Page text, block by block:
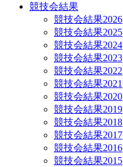
競技会結果
競技会結果2026
競技会結果2025
競技会結果2024
競技会結果2023
競技会結果2022
競技会結果2021
競技会結果2020
競技会結果2019
競技会結果2018
競技会結果2017
競技会結果2016
競技会結果2015